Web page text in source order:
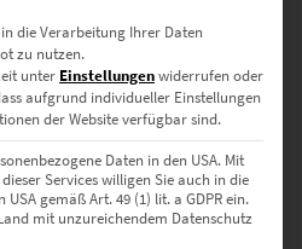
Big Ben London
die Verarbeitung Ihrer Daten
zu nutzen.
unter Einstellungenwiderrufen oder
aufgrund individueller Einstellungen
der Website verfügbar sind.
Daten in den USA. Mit
Services willigen Sie auch in die
gemäß Art. 49 (1) lit. a GDPR ein.
mit unzureichendem Datenschutz